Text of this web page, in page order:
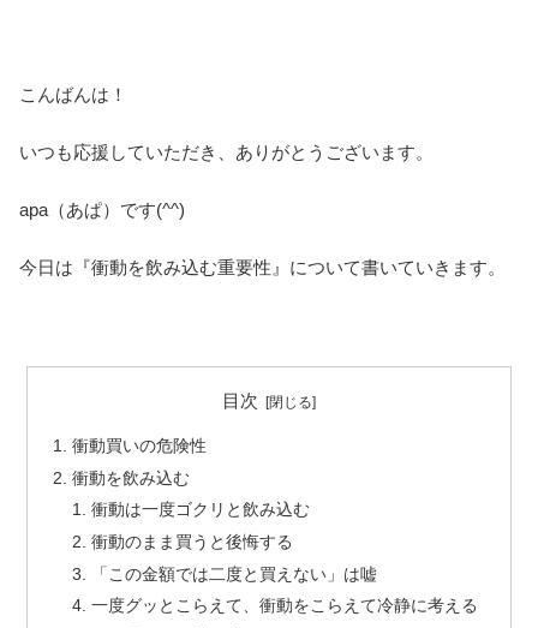
こんばんは！
いつも応援していただき、ありがとうございます。
apa（あぱ）です(^^)
今日は『衝動を飲み込む重要性』について書いていきます。
目次
衝動買いの危険性
衝動を飲み込む
衝動は一度ゴクリと飲み込む
衝動のまま買うと後悔する
「この金額では二度と買えない」は嘘
一度グッとこらえて、衝動をこらえて冷静に考える